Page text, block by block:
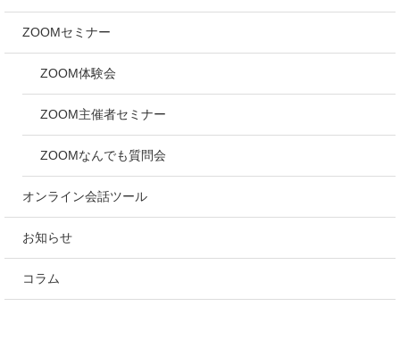
ZOOMセミナー
ZOOM体験会
ZOOM主催者セミナー
ZOOMなんでも質問会
オンライン会話ツール
お知らせ
コラム